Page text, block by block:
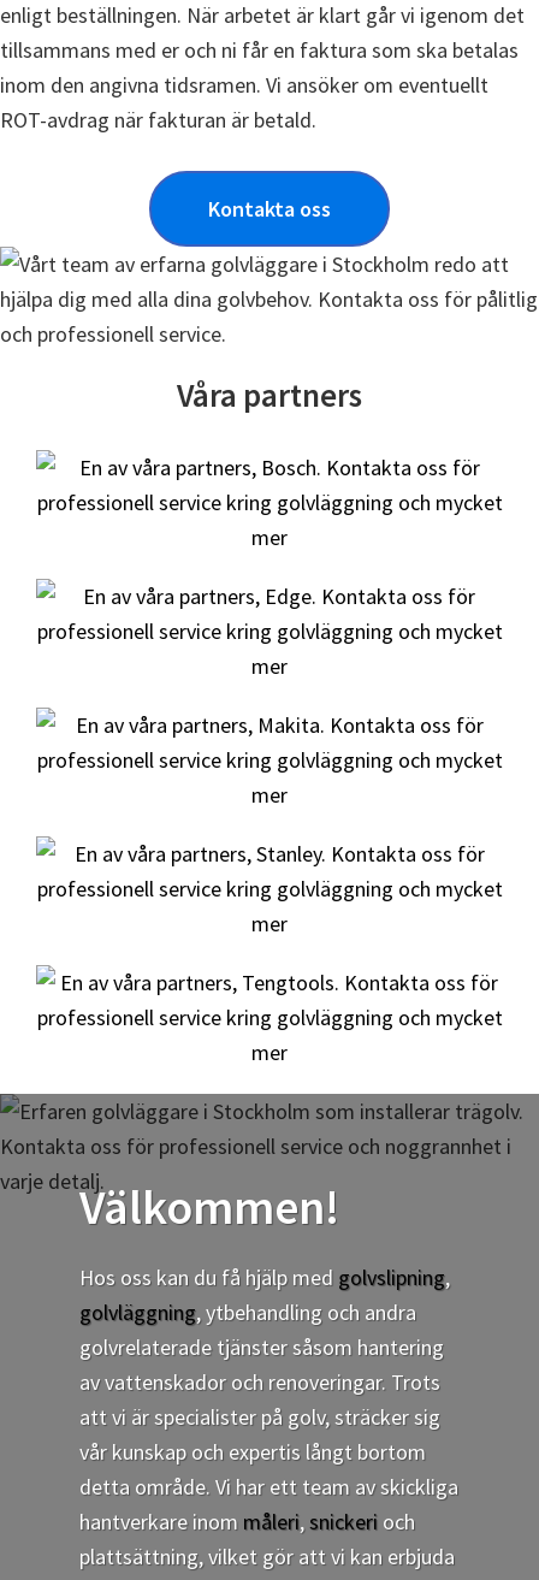
enligt beställningen. När arbetet är klart går vi igenom det
tillsammans med er och ni får en faktura som ska betalas
inom den angivna tidsramen. Vi ansöker om eventuellt
ROT-avdrag när fakturan är betald.
Kontakta oss
Våra partners
Välkommen!
Hos oss kan du få hjälp med golvslipning,
golvläggning, ytbehandling och andra
golvrelaterade tjänster såsom hantering
av vattenskador och renoveringar. Trots
att vi är specialister på golv, sträcker sig
vår kunskap och expertis långt bortom
detta område. Vi har ett team av skickliga
hantverkare inom måleri,snickeri och
plattsättning, vilket gör att vi kan erbjuda